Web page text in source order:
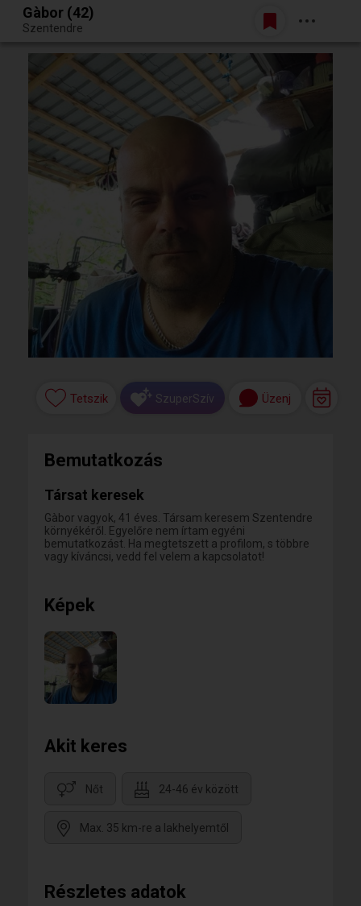
Egy jó randiból bármi lehet.
Belépés
Gàbor (42)
Szentendre
Tetszik SzuperSzív Üzenj
Bemutatkozás
Társat keresek
Gàbor vagyok, 41 éves. Társam keresem Szentendre
környékéről. Egyelőre nem írtam egyéni
bemutatkozást. Ha megtetszett a profilom, s többre
vagy kíváncsi, vedd fel velem a kapcsolatot!
Képek
Akit keres
Nőt 24-46 év között
Max. 35 km-re a lakhelyemtől
Részletes adatok